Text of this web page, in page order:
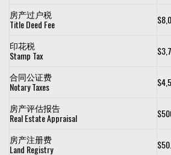
房产过户税
Title Deed Fee
印花税
Stamp Tax
合同公证费
Notary Taxes
房产评估报告
Real Estate Appraisal
房产注册费
Land Registry